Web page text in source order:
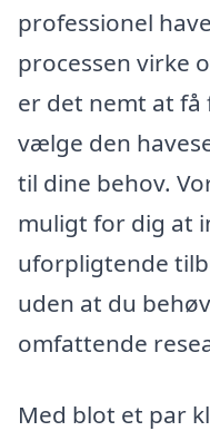
professionel
processen virke
er det nemt at få
vælge den
til dine behov.
muligt for dig at
uforpligtende
uden at du
omfattende
Med blot et par